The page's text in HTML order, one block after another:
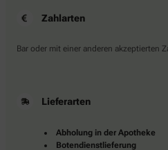
Zahlarten
Bar oder mit einer anderen akzeptierten
Lieferarten
Abholung in der Apotheke
Botendienstlieferung